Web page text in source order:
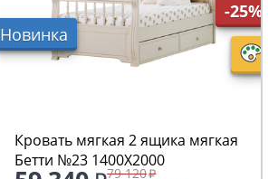
Новинка
-25%
Кровать мягкая 2 ящика мягкая
Бетти №23 1400Х2000
79 120